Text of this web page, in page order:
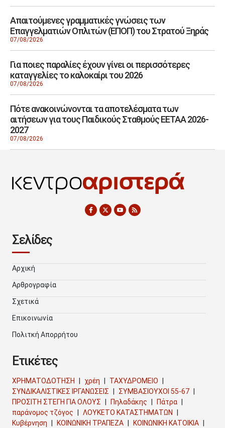
Απαιτούμενες γραμματικές γνώσεις των
Επαγγελματιών Οπλιτών (ΕΠΟΠ) του Στρατού Ξηράς
07/08/2026
Για ποιες παραλίες έχουν γίνει οι περισσότερες
καταγγελίες το καλοκαίρι του 2026
07/08/2026
Πότε ανακοινώνονται τα αποτελέσματα των
αιτήσεων για τους Παιδικούς Σταθμούς ΕΕΤΑΑ 2026-
2027
07/08/2026
Σελίδες
Αρχική
Αρθρογραφία
Σχετικά
Επικοινωνία
Πολιτκή Απορρήτου
Ετικέτες
ΧΡΗΜΑΤΟΔΟΤΗΣΗ χρέη
ΤΑΧΥΔΡΟΜΕΙΟ
ΣΥΝΔΙΚΑΛΙΣΤΙΚΕΣ ΙΡΓΑΝΩΣΕΙΣ
ΣΥΜΒΑΣΙΟΥΧΟΙ 55-67
ΠΡΟΣΙΤΗ ΣΤΕΓΗ ΓΙΑ ΟΛΟΥΣ
Πηλαδάκης
Πάτρα
παράνομος τζόγος
ΛΟΥΚΕΤΟ ΚΑΤΑΣΤΗΜΑΤΩΝ
Κυβέρνηση
ΚΟΙΝΩΝΙΚΗ ΤΡΑΠΕΖΑ
ΚΟΙΝΩΝΙΚΗ ΚΑΤΟΙΚΙΑ